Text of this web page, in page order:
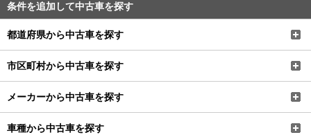
条件を追加して中古車を探す
都道府県から中古車を探す
市区町村から中古車を探す
メーカーから中古車を探す
車種から中古車を探す